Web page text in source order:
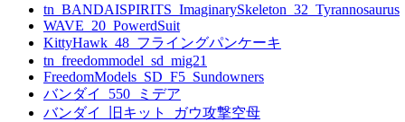
tn_BANDAISPIRITS_ImaginarySkeleton_32_Tyrannosaurus
WAVE_20_PowerdSuit
KittyHawk_48_フライングパンケーキ
tn_freedommodel_sd_mig21
FreedomModels_SD_F5_Sundowners
バンダイ_550_ミデア
バンダイ_旧キット_ガウ攻撃空母